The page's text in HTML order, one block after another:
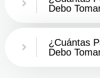
Debo
¿Cuántas
Debo